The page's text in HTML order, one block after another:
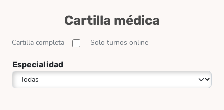
Cartilla médica
Cartilla completa Solo turnos online
Especialidad